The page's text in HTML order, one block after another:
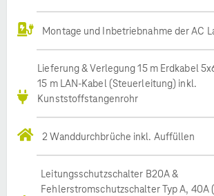
Montage und Inbetriebnahme der AC
Lieferung & Verlegung 15 m Erdkabel
15 m LAN-Kabel (Steuerleitung) inkl.
Kunststoffstangenrohr
2 Wanddurchbrüche inkl. Auffüllen
Leitungsschutzschalter B20A &
Fehlerstromschutzschalter Typ A, 40A